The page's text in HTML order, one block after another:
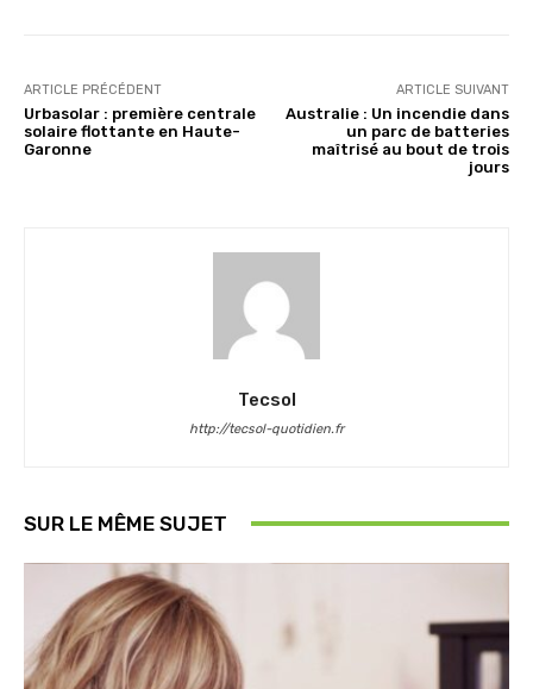
ARTICLE PRÉCÉDENT
Urbasolar : première centrale
solaire flottante en Haute-
Garonne
ARTICLE SUIVANT
Australie : Un incendie dans
un parc de batteries
maîtrisé au bout de trois
jours
Tecsol
http://tecsol-quotidien.fr
SUR LE MÊME SUJET